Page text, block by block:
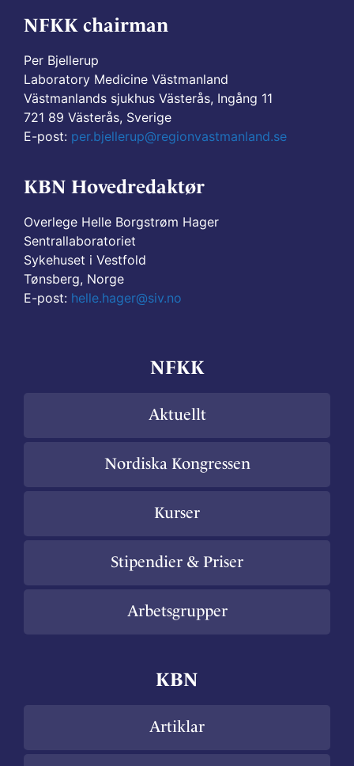
NFKK chairman
Per Bjellerup
Laboratory Medicine Västmanland
Västmanlands sjukhus Västerås, Ingång 11
721 89 Västerås, Sverige
E-post: per.bjellerup@regionvastmanland.se
KBN Hovedredaktør
Overlege Helle Borgstrøm Hager
Sentrallaboratoriet
Sykehuset i Vestfold
Tønsberg, Norge
E-post: helle.hager@siv.no
NFKK
Aktuellt
Nordiska Kongressen
Kurser
Stipendier & Priser
Arbetsgrupper
KBN
Artiklar